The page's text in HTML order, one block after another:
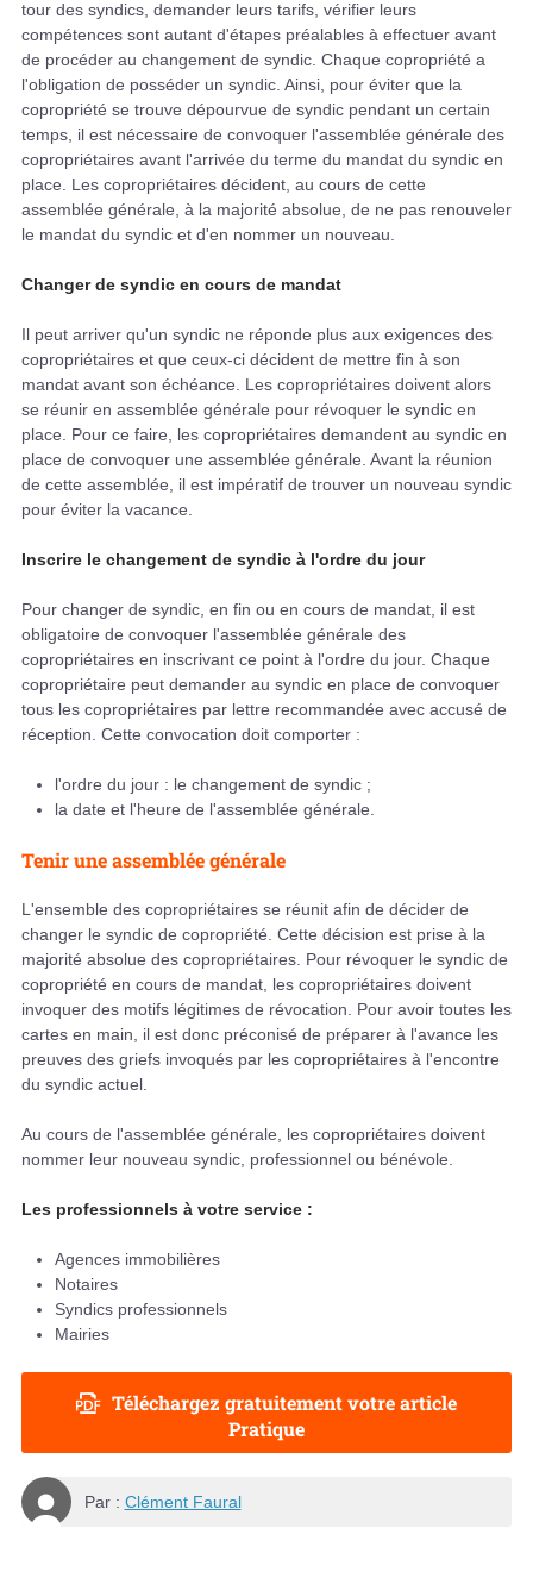
tour des syndics, demander leurs tarifs, vérifier leurs
compétences sont autant d'étapes préalables à effectuer avant
de procéder au changement de syndic. Chaque copropriété a
l'obligation de posséder un syndic. Ainsi, pour éviter que la
copropriété se trouve dépourvue de syndic pendant un certain
temps, il est nécessaire de convoquer l'assemblée générale des
copropriétaires avant l'arrivée du terme du mandat du syndic en
place. Les copropriétaires décident, au cours de cette
assemblée générale, à la majorité absolue, de ne pas renouveler
le mandat du syndic et d'en nommer un nouveau.
Changer de syndic en cours de mandat
Il peut arriver qu'un syndic ne réponde plus aux exigences des
copropriétaires et que ceux-ci décident de mettre fin à son
mandat avant son échéance. Les copropriétaires doivent alors
se réunir en assemblée générale pour révoquer le syndic en
place. Pour ce faire, les copropriétaires demandent au syndic en
place de convoquer une assemblée générale. Avant la réunion
de cette assemblée, il est impératif de trouver un nouveau syndic
pour éviter la vacance.
Inscrire le changement de syndic à l'ordre du jour
Pour changer de syndic, en fin ou en cours de mandat, il est
obligatoire de convoquer l'assemblée générale des
copropriétaires en inscrivant ce point à l'ordre du jour. Chaque
copropriétaire peut demander au syndic en place de convoquer
tous les copropriétaires par lettre recommandée avec accusé de
réception. Cette convocation doit comporter :
l'ordre du jour : le changement de syndic ;
la date et l'heure de l'assemblée générale.
Tenir une assemblée générale
L'ensemble des copropriétaires se réunit afin de décider de
changer le syndic de copropriété. Cette décision est prise à la
majorité absolue des copropriétaires. Pour révoquer le syndic de
copropriété en cours de mandat, les copropriétaires doivent
invoquer des motifs légitimes de révocation. Pour avoir toutes les
cartes en main, il est donc préconisé de préparer à l'avance les
preuves des griefs invoqués par les copropriétaires à l'encontre
du syndic actuel.
Au cours de l'assemblée générale, les copropriétaires doivent
nommer leur nouveau syndic, professionnel ou bénévole.
Les professionnels à votre service :
Agences immobilières
Notaires
Syndics professionnels
Mairies
Téléchargez gratuitement votre article
Pratique
Par : Clément Faural